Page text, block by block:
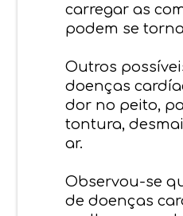
carregar as
podem se
Outros
doenças
dor no peito,
tontura,
ar.
Observou-se
de doenças